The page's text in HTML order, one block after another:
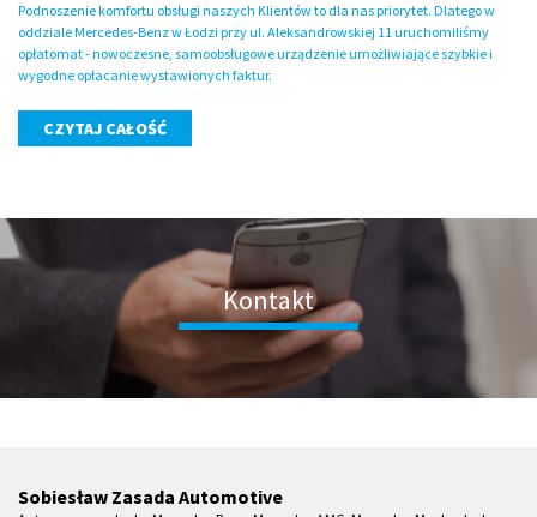
Podnoszenie komfortu obsługi naszych Klientów to dla nas priorytet. Dlatego w
oddziale Mercedes-Benz w Łodzi przy ul. Aleksandrowskiej 11 uruchomiliśmy
opłatomat - nowoczesne, samoobsługowe urządzenie umożliwiające szybkie i
wygodne opłacanie wystawionych faktur.
CZYTAJ CAŁOŚĆ
Kontakt
Sobiesław Zasada Automotive